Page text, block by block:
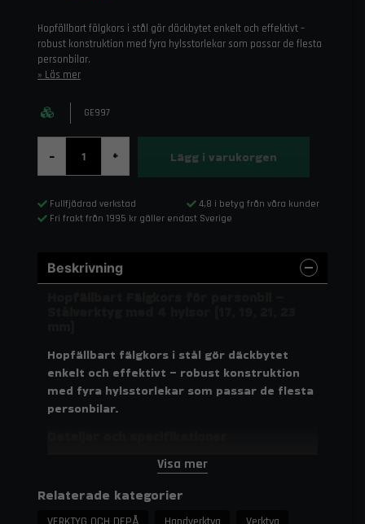
Hopfällbart fälgkors i stål gör däckbytet enkelt och effektivt –
robust konstruktion med fyra hylsstorlekar som passar de flesta
personbilar.
Läs mer
GE997
- + Lägg i varukorgen
Fullfjädrad verkstad
4,8 i betyg från våra kunder
Fri frakt från 1995 kr gäller endast Sverige
Beskrivning
Hopfällbart fälgkors i stål gör däckbytet
enkelt och effektivt – robust konstruktion
med fyra hylsstorlekar som passar de flesta
personbilar.
Material: Högkvalitativt stål
Hylsstorlekar: 17 mm, 19 mm, 21 mm, 23 mm
Design: Hopfällbar för kompakt förvaring
Visa mer
Relaterade kategorier